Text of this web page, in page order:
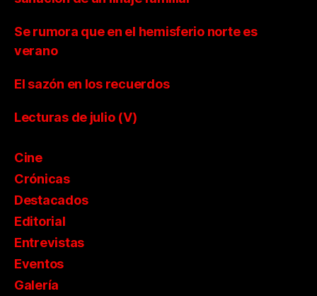
Se rumora que en el hemisferio norte es
verano
El sazón en los recuerdos
Lecturas de julio (V)
Cine
Crónicas
Destacados
Editorial
Entrevistas
Eventos
Galería